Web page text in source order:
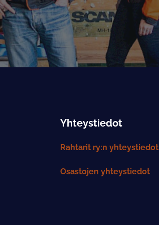
Yhteystiedot
Rahtarit ry:n yhteystiedot
Osastojen yhteystiedot